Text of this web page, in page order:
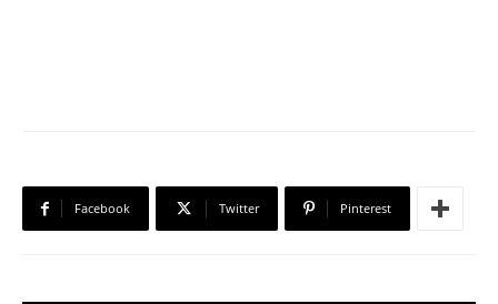
Facebook Twitter Pinterest